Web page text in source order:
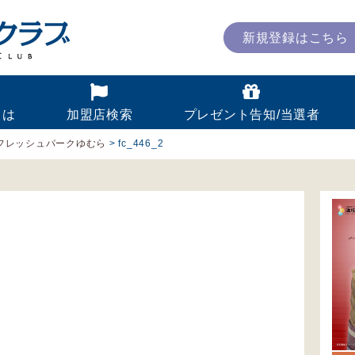
新規登録はこちら
加盟店検索 プレゼント告知/当選者
レッシュパークゆむら >fc_446_2